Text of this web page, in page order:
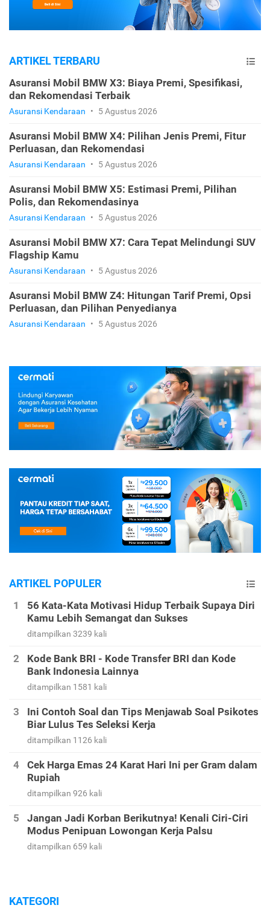
ARTIKEL TERBARU
Asuransi Mobil BMW X3: Biaya Premi, Spesifikasi,
dan Rekomendasi Terbaik
Asuransi Kendaraan • 5 Agustus 2026
Asuransi Mobil BMW X4: Pilihan Jenis Premi, Fitur
Perluasan, dan Rekomendasi
Asuransi Kendaraan • 5 Agustus 2026
Asuransi Mobil BMW X5: Estimasi Premi, Pilihan
Polis, dan Rekomendasinya
Asuransi Kendaraan • 5 Agustus 2026
Asuransi Mobil BMW X7: Cara Tepat Melindungi SUV
Flagship Kamu
Asuransi Kendaraan • 5 Agustus 2026
Asuransi Mobil BMW Z4: Hitungan Tarif Premi, Opsi
Perluasan, dan Pilihan Penyedianya
Asuransi Kendaraan • 5 Agustus 2026
ARTIKEL POPULER
56 Kata-Kata Motivasi Hidup Terbaik Supaya Diri
Kamu Lebih Semangat dan Sukses
ditampilkan 3239 kali
Kode Bank BRI - Kode Transfer BRI dan Kode
Bank Indonesia Lainnya
ditampilkan 1581 kali
Ini Contoh Soal dan Tips Menjawab Soal Psikotes
Biar Lulus Tes Seleksi Kerja
ditampilkan 1126 kali
Cek Harga Emas 24 Karat Hari Ini per Gram dalam
Rupiah
ditampilkan 926 kali
Jangan Jadi Korban Berikutnya! Kenali Ciri-Ciri
Modus Penipuan Lowongan Kerja Palsu
ditampilkan 659 kali
KATEGORI